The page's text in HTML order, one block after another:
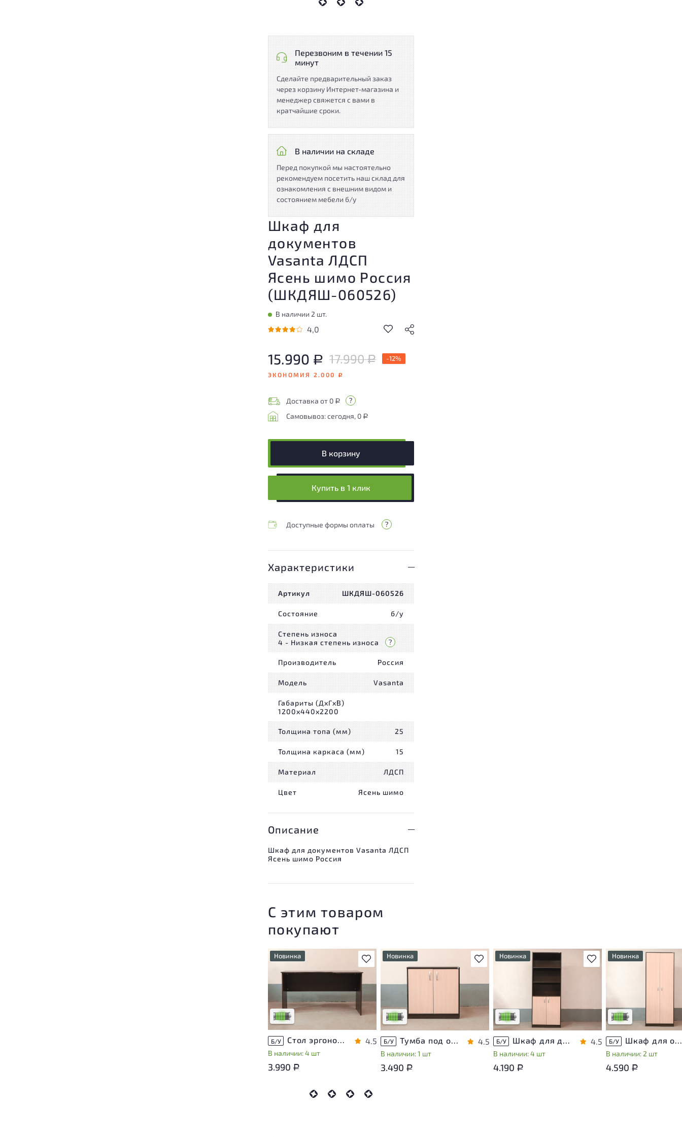
Перезвоним в течении 15
минут
Сделайте предварительный заказ
через корзину Интернет-магазина и
менеджер свяжется с вами в
кратчайшие сроки.
В наличии на складе
Перед покупкой мы настоятельно
рекомендуем посетить наш склад для
ознакомления с внешним видом и
состоянием мебели б/у
Шкаф для
документов
Vasanta ЛДСП
Ясень шимо Россия
(ШКДЯШ-060526)
В наличии 2 шт.
4,0
15.990 Р 17.990Р -12%
ЭКОНОМИЯ 2.000 Р
Доставка от 0 Р
Самовывоз: сегодня, 0 Р
В корзину
Купить в 1 клик
Доступные формы оплаты
Характеристики
Артикул ШКДЯШ-060526
Состояние б/у
Степень износа
4 - Низкая степень износа
Производитель Россия
Модель Vasanta
Габариты (ДxГxВ)
1200x440x2200
Толщина топа (мм) 25
Толщина каркаса (мм) 15
Материал ЛДСП
Цвет Ясень шимо
Описание
Шкаф для документов Vasanta ЛДСП
Ясень шимо Россия
С этим товаром
покупают
В избранное
Новинка
У товара присутствуют
незначительные следы
эксплуатации, не влияющие
на удобство его
использования
Низкая степень износа
Б/У Стол эргономичный ЛДСП Венге
В наличии: 4 шт
4.5
3.990 Р
В избранное
Новинка
У товара присутствуют
незначительные следы
эксплуатации, не влияющие
на удобство его
Низкая степень износа
Б/У Тумба под оргтехнику ЛДСП Венге
В наличии: 1 шт
4.5
3.490 Р
В избранное
Новинка
эксплуатации, не влияющие
использования
Низкая степень износа
Б/У Шкаф для документов ЛДСП Венге
В наличии: 4 шт
4.5
4.190 Р
Новинка
эксплуатации, не
на удобство его
Низкая степень
Б/У Шкаф для одежды ЛДСП Венге
В наличии: 2 шт
4.590 Р